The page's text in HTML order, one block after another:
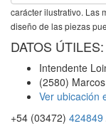
carácter ilustrativo. Las
diseño de las piezas
DATOS ÚTILES:
Intendente
(2580)
Ver ubicación
+54 (03472) 424849